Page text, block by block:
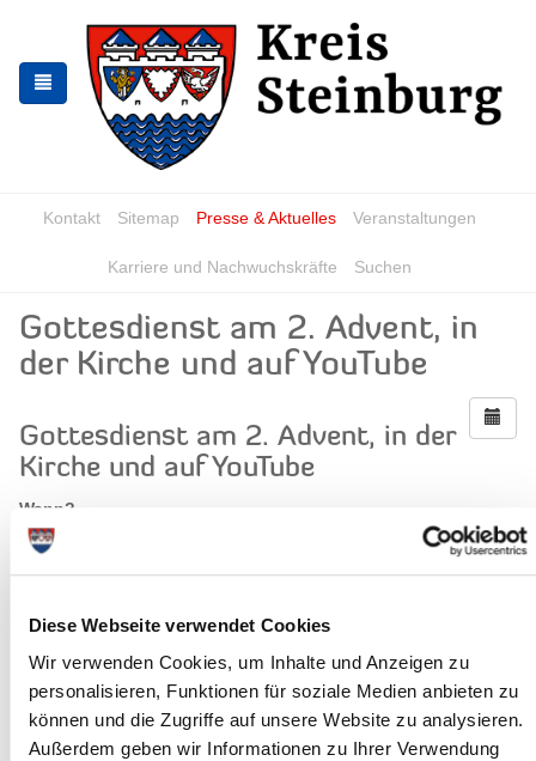
Diese Webseite verwendet Cookies
Wir verwenden Cookies, um Inhalte und Anzeigen zu
personalisieren, Funktionen für soziale Medien anbieten zu
können und die Zugriffe auf unsere Website zu analysieren.
Außerdem geben wir Informationen zu Ihrer Verwendung
springen
springen
Kontakt Sitemap Presse & Aktuelles Veranstaltungen
Karriere und Nachwuchskräfte Suchen
Gottesdienst am 2. Advent, in
der Kirche und auf YouTube
Gottesdienst am 2. Advent, in der
Kirche und auf YouTube
Wann?
Sonntag, 07.12.2025
Uhrzeit:
St.-Jakobi-Kirche, Viertkoppel 13 ,Itzehoe
Kategorie:
Veranstaltung , Kirche , Gottesdienste
Langbeschreibung